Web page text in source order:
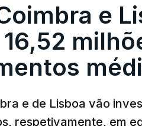
e
e de Lisboa vão
respetivamente, em